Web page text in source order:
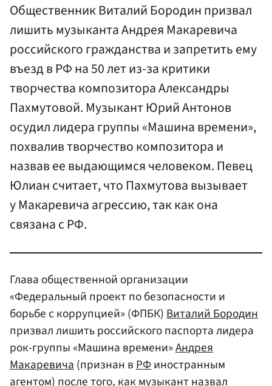
Общественник Виталий Бородин призвал
лишить музыканта Андрея Макаревича
российского гражданства и запретить ему
въезд в РФ на 50 лет из-за критики
творчества композитора Александры
Пахмутовой. Музыкант Юрий Антонов
осудил лидера группы «Машина времени»,
похвалив творчество композитора и
назвав ее выдающимся человеком. Певец
Юлиан считает, что Пахмутова вызывает
у Макаревича агрессию, так как она
связана с РФ.
Глава общественной организации
«Федеральный проект по безопасности и
борьбе с коррупцией» (ФПБК) Виталий Бородин
призвал лишить российского паспорта лидера
рок-группы «Машина времени»Андрея
Макаревича (признан в РФиностранным
агентом) после того, как музыкант назвал